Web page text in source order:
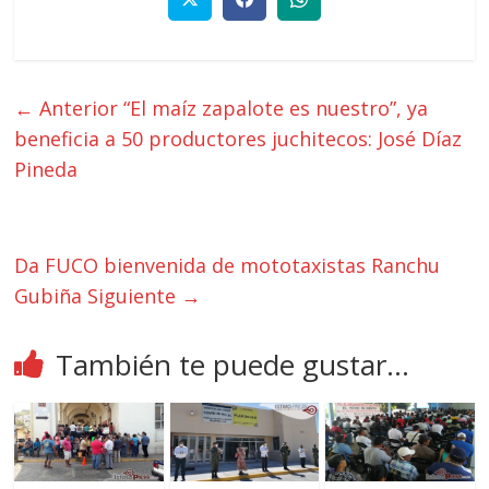
← Anterior “El maíz zapalote es nuestro”, ya
beneficia a 50 productores juchitecos: José Díaz
Pineda
Da FUCO bienvenida de mototaxistas Ranchu
Gubiña Siguiente →
También te puede gustar...